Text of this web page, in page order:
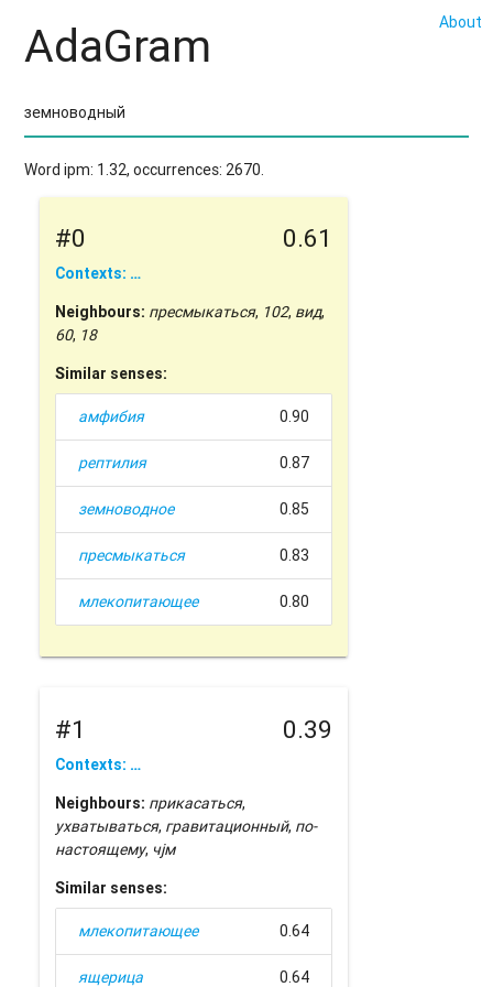
About
AdaGram
Word ipm: 1.32, occurrences: 2670.
#0 0.61
Contexts: …
Neighbours: пресмыкаться, 102, вид,
60, 18
Similar senses:
амфибия 0.90
рептилия 0.87
земноводное 0.85
пресмыкаться 0.83
млекопитающее 0.80
#1 0.39
Contexts: …
Neighbours: прикасаться,
ухватываться, гравитационный, по-
настоящему, чјм
Similar senses:
млекопитающее 0.64
ящерица 0.64